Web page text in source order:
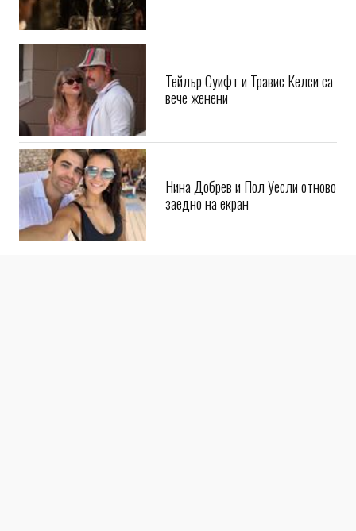
Тейлър Суифт и Травис Келси са
вече женени
Нина Добрев и Пол Уесли отново
заедно на екран